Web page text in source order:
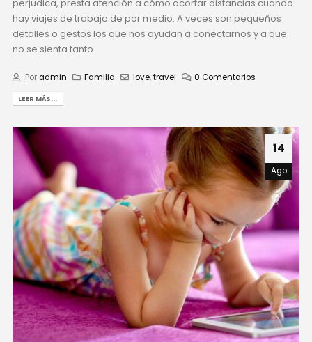
perjudica, presta atención a cómo acortar distancias cuando
hay viajes de trabajo de por medio. A veces son pequeños
detalles o gestos los que nos ayudan a conectarnos y a que
no se sienta tanto...
Poradmin Familia love,travel 0 Comentarios
LEER MÁS...
14
Ago